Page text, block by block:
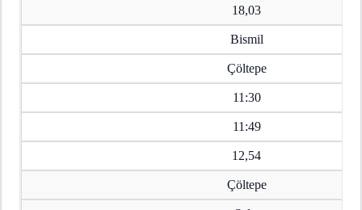
18,03
Bismil
Çöltepe
11:30
11:49
12,54
Çöltepe